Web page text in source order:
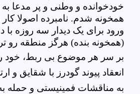
خودخوانده و وطنی و پر مدعا
همخونه شدم. نامبرده اصولا
ورود برای یک دیدار سه روزه
(همخونه بنده) هرگز منطقه رو
بر سر هر موضوع بی ربط،
انعقاد پیوند گودرز با شقایق و
به مناقشات فمینیستی و حمله